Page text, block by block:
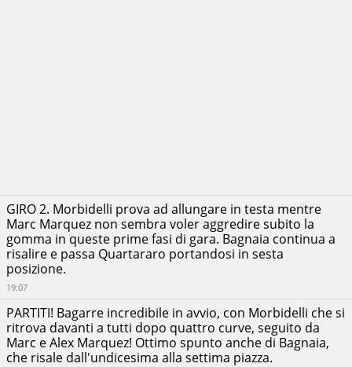
GIRO 2. Morbidelli prova ad allungare in testa mentre
Marc Marquez non sembra voler aggredire subito la
gomma in queste prime fasi di gara. Bagnaia continua a
risalire e passa Quartararo portandosi in sesta
posizione.
19:07
PARTITI! Bagarre incredibile in avvio, con Morbidelli che si
ritrova davanti a tutti dopo quattro curve, seguito da
Marc e Alex Marquez! Ottimo spunto anche di Bagnaia,
che risale dall'undicesima alla settima piazza.